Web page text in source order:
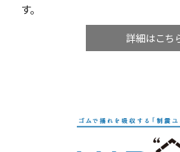
す。
詳細はこち